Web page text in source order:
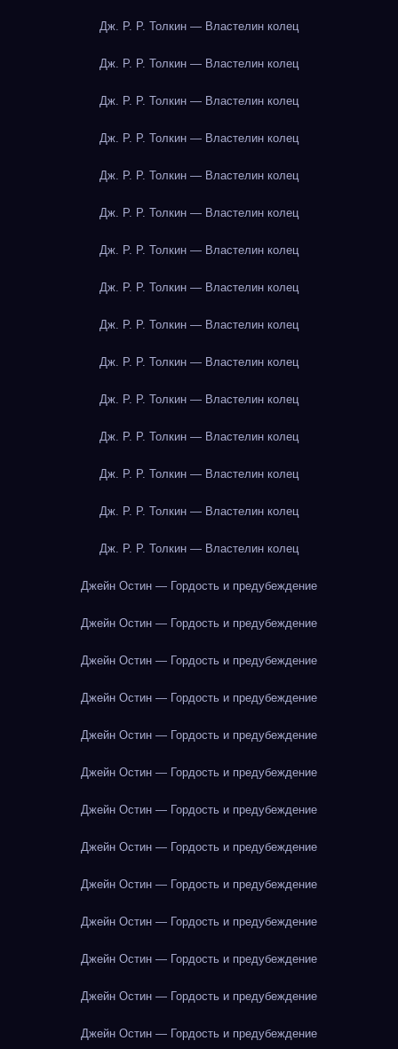
Дж. Р. Р. Толкин — Властелин колец
Дж. Р. Р. Толкин — Властелин колец
Дж. Р. Р. Толкин — Властелин колец
Дж. Р. Р. Толкин — Властелин колец
Дж. Р. Р. Толкин — Властелин колец
Дж. Р. Р. Толкин — Властелин колец
Дж. Р. Р. Толкин — Властелин колец
Дж. Р. Р. Толкин — Властелин колец
Дж. Р. Р. Толкин — Властелин колец
Дж. Р. Р. Толкин — Властелин колец
Дж. Р. Р. Толкин — Властелин колец
Дж. Р. Р. Толкин — Властелин колец
Дж. Р. Р. Толкин — Властелин колец
Дж. Р. Р. Толкин — Властелин колец
Дж. Р. Р. Толкин — Властелин колец
Джейн Остин — Гордость и предубеждение
Джейн Остин — Гордость и предубеждение
Джейн Остин — Гордость и предубеждение
Джейн Остин — Гордость и предубеждение
Джейн Остин — Гордость и предубеждение
Джейн Остин — Гордость и предубеждение
Джейн Остин — Гордость и предубеждение
Джейн Остин — Гордость и предубеждение
Джейн Остин — Гордость и предубеждение
Джейн Остин — Гордость и предубеждение
Джейн Остин — Гордость и предубеждение
Джейн Остин — Гордость и предубеждение
Джейн Остин — Гордость и предубеждение